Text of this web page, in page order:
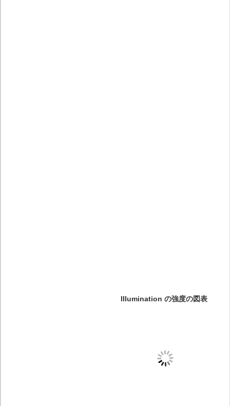
IIIumination の強度の図表